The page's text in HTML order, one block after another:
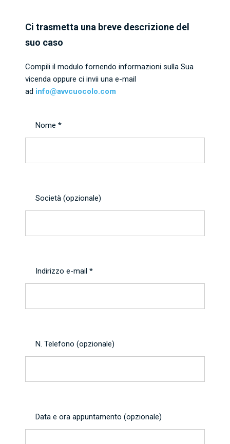
Ci trasmetta una breve descrizione del
suo caso
Compili il modulo fornendo informazioni sulla Sua
vicenda oppure ci invii una e-mail
ad info@avvcuocolo.com
Nome *
Società (opzionale)
Indirizzo e-mail *
N. Telefono (opzionale)
Data e ora appuntamento (opzionale)